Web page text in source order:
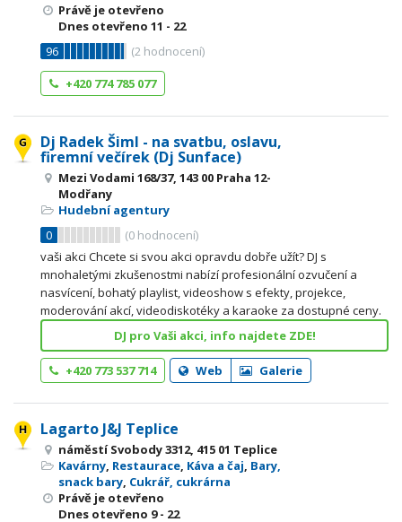
Právě je otevřeno
Dnes otevřeno 11 - 22
96
(2 hodnocení)
+420 774 785 077
Dj Radek Šiml - na svatbu, oslavu,
firemní večírek (Dj Sunface)
Mezi Vodami 168/37, 143 00 Praha 12-
Modřany
Hudební agentury
0
(0 hodnocení)
vaši akci Chcete si svou akci opravdu dobře užít? DJ s
mnohaletými zkušenostmi nabízí profesionální ozvučení a
nasvícení, bohatý playlist, videoshow s efekty, projekce,
moderování akcí, videodiskotéky a karaoke za dostupné ceny.
DJ pro Vaši akci, info najdete ZDE!
+420 773 537 714 Web Galerie
Lagarto J&J Teplice
náměstí Svobody 3312, 415 01 Teplice
Kavárny, Restaurace, Káva a čaj, Bary,
snack bary, Cukrář, cukrárna
Právě je otevřeno
Dnes otevřeno 9 - 22